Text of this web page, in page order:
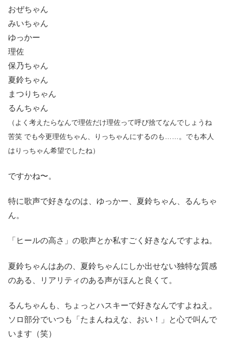
おぜちゃん
みいちゃん
ゆっかー
理佐
保乃ちゃん
夏鈴ちゃん
まつりちゃん
るんちゃん
（よく考えたらなんで理佐だけ理佐って呼び捨てなんでしょうね
苦笑 でも今更理佐ちゃん、りっちゃんにするのも……。でも本人
はりっちゃん希望でしたね）
ですかね〜。
特に歌声で好きなのは、ゆっかー、夏鈴ちゃん、るんちゃ
ん。
「ヒールの高さ」の歌声とか私すごく好きなんですよね。
夏鈴ちゃんはあの、夏鈴ちゃんにしか出せない独特な質感
のある、リアリティのある声がほんと良くて。
るんちゃんも、ちょっとハスキーで好きなんですよねえ。
ソロ部分でいつも「たまんねえな、おい！」と心で叫んで
います（笑）